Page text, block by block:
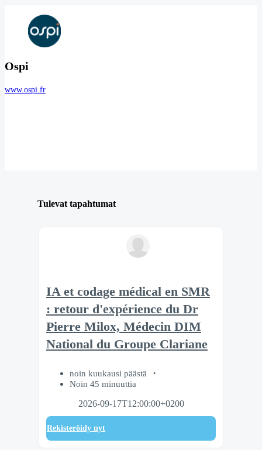
Ospi
www.ospi.fr
Tulevat tapahtumat
IA et codage médical en SMR
: retour d'expérience du Dr
Pierre Milox, Médecin DIM
National du Groupe Clariane
noin kuukausi päästä
Noin 45 minuuttia
2026-09-17T12:00:00+0200
Rekisteröidy nyt